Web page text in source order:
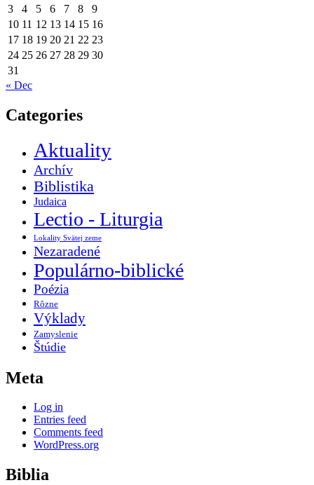
3
4 5 6 7 8
9
10 11 12 13 14 15 16
17 18 19 20 21 22 23
24 25 26 27 28 29 30
31
« Dec
Categories
Aktuality
Archív
Biblistika
Judaica
Lectio - Liturgia
Lokality Svätej zeme
Nezaradené
Populárno-biblické
Poézia
Rôzne
Výklady
Zamyslenie
Štúdie
Meta
Log in
Entries feed
Comments feed
WordPress.org
Biblia